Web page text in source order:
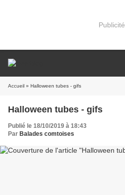
Publicité
Accueil » Halloween tubes - gifs
Halloween tubes - gifs
Publié le 18/10/2019 à 18:43
Par Balades comtoises